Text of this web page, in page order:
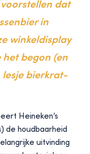
voorstellen dat
in
winkeldisplay
begon (en
lesje bierkrat-
Heineken’s
de houdbaarheid
uitvinding